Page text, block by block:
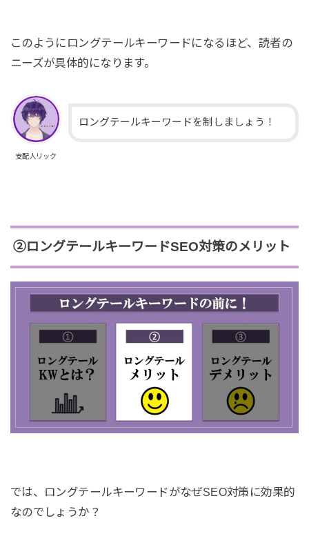
このようにロングテールキーワードになるほど、読者の
ニーズが具体的になります。
支配人リック
ロングテールキーワードを制しましょう！
②ロングテールキーワードSEO対策のメリット
では、ロングテールキーワードがなぜSEO対策に効果的
なのでしょうか？